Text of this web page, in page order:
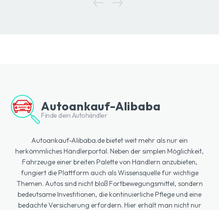
Autoankauf-Alibaba
Finde dein Autohändler
Autoankauf-Alibaba.de bietet weit mehr als nur ein
herkömmliches Händlerportal. Neben der simplen Möglichkeit,
Fahrzeuge einer breiten Palette von Händlern anzubieten,
fungiert die Plattform auch als Wissensquelle für wichtige
Themen. Autos sind nicht bloß Fortbewegungsmittel, sondern
bedeutsame Investitionen, die kontinuierliche Pflege und eine
bedachte Versicherung erfordern. Hier erhält man nicht nur